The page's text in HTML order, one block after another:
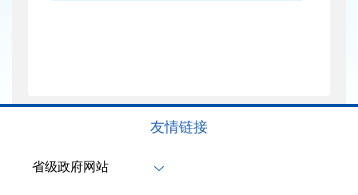
友情链接
省级政府网站